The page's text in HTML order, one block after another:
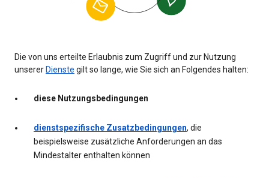
Die von uns erteilte Erlaubnis zum Zugriff und zur Nutzung
unsererDienste gilt so lange, wie Sie sich an Folgendes halten:
diese Nutzungsbedingungen
dienstspezifische Zusatzbedingungen, die
beispielsweise zusätzliche Anforderungen an das
Mindestalter enthalten können